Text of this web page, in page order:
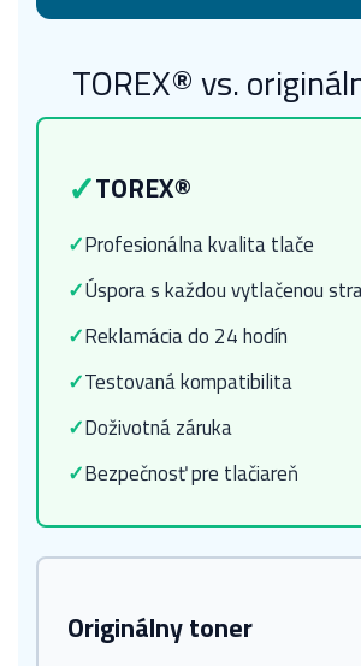
TOREX® vs.
✓TOREX®
✓Profesionálna kvalita tlače
✓Úspora s každou vytlačenou
✓Reklamácia do 24 hodín
✓Testovaná kompatibilita
✓Doživotná záruka
✓Bezpečnosť pre tlačiareň
Originálny toner